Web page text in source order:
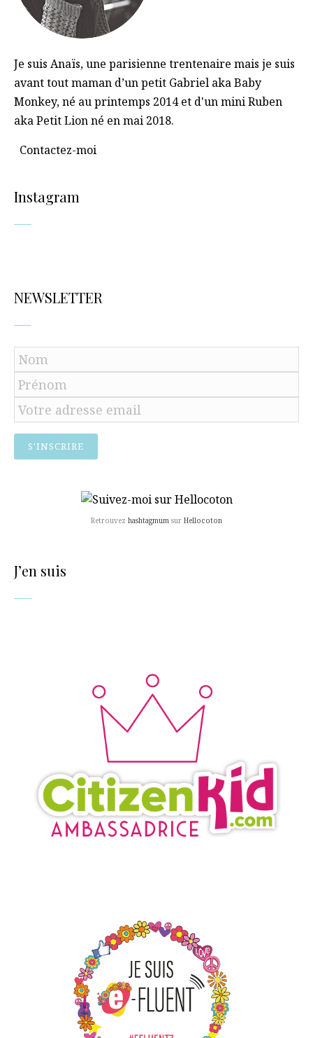
Je suis Anaïs, une parisienne trentenaire mais je suis
avant tout maman d’un petit Gabriel aka Baby
Monkey, né au printemps 2014 et d'un mini Ruben
aka Petit Lion né en mai 2018.
Contactez-moi
Instagram
NEWSLETTER
Retrouvez hashtagmum sur Hellocoton
J’en suis